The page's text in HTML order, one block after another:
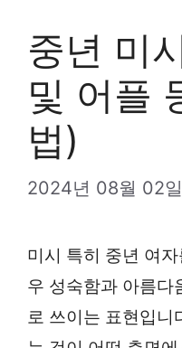
중년 미
및 어플
법)
2024년 08월 02일
미시 특히 중년 여
우 성숙함과 아름다
로 쓰이는 표현입니